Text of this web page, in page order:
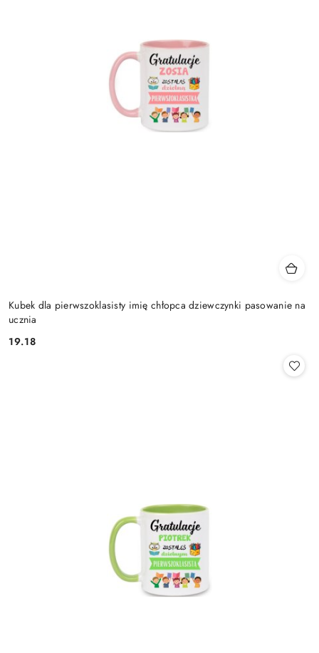
Kubek dla pierwszoklasisty imię chłopca dziewczynki pasowanie na
ucznia
Cena:
19.18